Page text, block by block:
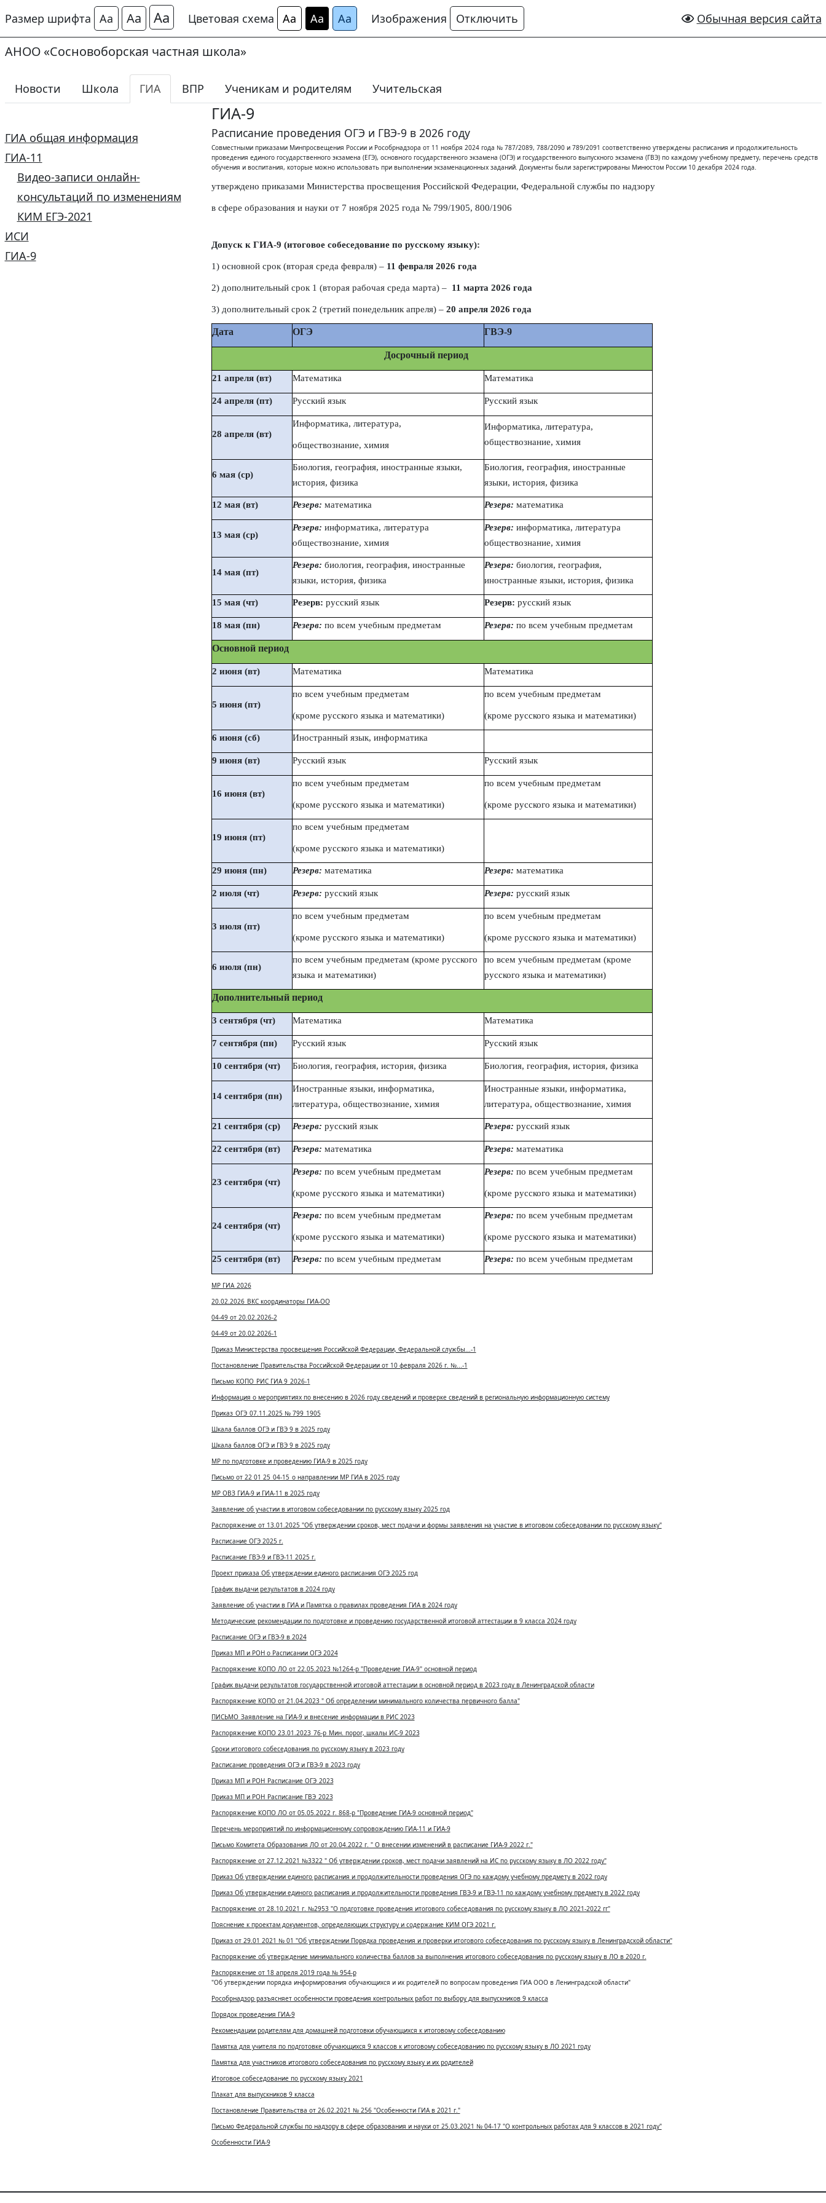
Размер шрифта Аа Аа Аа Цветовая схема Аа Аа Аа Изображения Отключить Обычная версия сайта
АНОО «Сосновоборская частная школа»
Новости Школа ГИА ВПР Ученикам и родителям Учительская
ГИА общая информация
ГИА-11
Видео-записи онлайн-
консультаций по изменениям
КИМ ЕГЭ-2021
ИСИ
ГИА-9
ГИА-9
Расписание проведения ОГЭ и ГВЭ-9 в 2026 году
Совместными приказами Минпросвещения России и Рособрнадзора от 11 ноября 2024 года № 787/2089, 788/2090 и 789/2091 соответственно утверждены расписания и продолжительность
проведения единого государственного экзамена (ЕГЭ), основного государственного экзамена (ОГЭ) и государственного выпускного экзамена (ГВЭ) по каждому учебному предмету, перечень средств
обучения и воспитания, которые можно использовать при выполнении экзаменационных заданий. Документы были зарегистрированы Минюстом России 10 декабря 2024 года.
утверждено приказами Министерства просвещения Российской Федерации, Федеральной службы по надзору
в сфере образования и науки от 7 ноября 2025 года № 799/1905, 800/1906
Допуск к ГИА-9 (итоговое собеседование по русскому языку):
1) основной срок (вторая среда февраля) – 11 февраля2026 года
2) дополнительный срок 1 (вторая рабочая среда марта) – 11 марта 2026 года
3) дополнительный срок 2 (третий понедельник апреля) – 20 апреля 2026 года
Дата ОГЭ ГВЭ-9
Досрочный период
21 апреля (вт) Математика Математика
24 апреля (пт) Русский язык Русский язык
28 апреля (вт)
Информатика, литература,
обществознание, химия
Информатика, литература,
обществознание, химия
6 мая (ср)
Биология, география, иностранные языки,
история, физика
Биология, география, иностранные
языки, история, физика
12 мая (вт) Резерв: математика Резерв: математика
13 мая (ср)
Резерв: информатика, литература
обществознание, химия
Резерв: информатика, литература
обществознание, химия
14 мая (пт)
Резерв: биология, география, иностранные
языки, история, физика
Резерв: биология, география,
иностранные языки, история, физика
15 мая (чт) Резерв: русский язык Резерв: русский язык
18 мая (пн) Резерв: по всем учебным предметам Резерв: по всем учебным предметам
Основной период
2 июня (вт) Математика Математика
5 июня (пт)
по всем учебным предметам
(кроме русского языка и математики)
по всем учебным предметам
(кроме русского языка и математики)
6 июня (сб) Иностранный язык, информатика
9 июня (вт) Русский язык Русский язык
16 июня (вт)
по всем учебным предметам
(кроме русского языка и математики)
по всем учебным предметам
(кроме русского языка и математики)
19 июня (пт)
по всем учебным предметам
(кроме русского языка и математики)
29 июня (пн) Резерв: математика Резерв: математика
2 июля (чт) Резерв: русский язык Резерв: русский язык
3 июля (пт)
по всем учебным предметам
(кроме русского языка и математики)
по всем учебным предметам
(кроме русского языка и математики)
6 июля (пн)
по всем учебным предметам (кроме русского
языка и математики)
по всем учебным предметам (кроме
русского языка и математики)
Дополнительный период
3 сентября (чт) Математика Математика
7 сентября (пн) Русский язык Русский язык
10 сентября (чт) Биология, география, история, физика Биология, география, история, физика
14 сентября (пн)
Иностранные языки, информатика,
литература, обществознание, химия
Иностранные языки, информатика,
литература, обществознание, химия
21 сентября (ср) Резерв: русский язык Резерв: русский язык
22 сентября (вт) Резерв: математика Резерв: математика
23 сентября (чт)
Резерв: по всем учебным предметам
(кроме русского языка и математики)
Резерв: по всем учебным предметам
(кроме русского языка и математики)
24 сентября (чт)
Резерв: по всем учебным предметам
(кроме русского языка и математики)
Резерв: по всем учебным предметам
(кроме русского языка и математики)
25 сентября (вт) Резерв: по всем учебным предметам Резерв: по всем учебным предметам
МР ГИА_2026
20.02.2026_ВКС координаторы ГИА-ОО
04-49 от 20.02.2026-2
04-49 от 20.02.2026-1
Приказ Министерства просвещения Российской Федерации, Федеральной службы...-1
Постановление Правительства Российской Федерации от 10 февраля 2026 г. №...-1
Письмо КОПО_РИС ГИА 9_2026-1
Информация о мероприятиях по внесению в 2026 году сведений и проверке сведений в региональную информационную систему
Приказ_ОГЭ_07.11.2025 № 799_1905
Шкала баллов ОГЭ и ГВЭ 9 в 2025 году
Шкала баллов ОГЭ и ГВЭ 9 в 2025 году
МР по подготовке и проведению ГИА-9 в 2025 году
Письмо от 22 01 25_04-15_о направлении МР ГИА в 2025 году
МР ОВЗ ГИА-9 и ГИА-11 в 2025 году
Заявление об участии в итоговом собеседовании по русскому языку 2025 год
Распоряжение от 13.01.2025 "Об утверждении сроков, мест подачи и формы заявления на участие в итоговом собеседовании по русскому языку"
Расписание ОГЭ 2025 г.
Расписание ГВЭ-9 и ГВЭ-11 2025 г.
Проект приказа Об утверждении единого расписания ОГЭ 2025 год
График выдачи результатов в 2024 году
Заявление об участии в ГИА и Памятка о правилах проведения ГИА в 2024 году
Методические рекомендации по подготовке и проведению государственной итоговой аттестации в 9 класса 2024 году
Расписание ОГЭ и ГВЭ-9 в 2024
Приказ МП и РОН о Расписании ОГЭ 2024
Распоряжение КОПО ЛО от 22.05.2023 №1264-р "Проведение ГИА-9" основной период
График выдачи результатов государственной итоговой аттестации в основной период в 2023 году в Ленинградской области
Распоряжение КОПО от 21.04.2023 " Об определении минимального количества первичного балла"
ПИСЬМО_Заявление на ГИА-9 и внесение информации в РИС 2023
Распоряжение КОПО 23.01.2023_76-р_Мин. порог, шкалы ИС-9 2023
Сроки итогового собеседования по русскому языку в 2023 году
Расписание проведения ОГЭ и ГВЭ-9 в 2023 году
Приказ МП и РОН_Расписание ОГЭ_2023
Приказ МП и РОН_Расписание ГВЭ_2023
Распоряжение КОПО ЛО от 05.05.2022 г. 868-р "Проведение ГИА-9 основной период"
Перечень мероприятий по информационному сопровождению ГИА-11 и ГИА-9
Письмо Комитета Образования ЛО от 20.04.2022 г. " О внесении изменений в расписание ГИА-9 2022 г."
Распоряжение от 27.12.2021 №3322 " Об утверждении сроков, мест подачи заявлений на ИС по русскому языку в ЛО 2022 году"
Приказ Об утверждении единого расписания и продолжительности проведения ОГЭ по каждому учебному предмету в 2022 году
Приказ Об утверждении единого расписания и продолжительности проведения ГВЭ-9 и ГВЭ-11 по каждому учебному предмету в 2022 году
Распоряжение от 28.10.2021 г. №2953 "О подготовке проведения итогового собеседования по русскому языку в ЛО 2021-2022 гг"
Пояснение к проектам документов, определяющих структуру и содержание КИМ ОГЭ 2021 г.
Приказ от 29.01 2021 № 01 "Об утверждении Порядка проведения и проверки итогового собеседования по русскому языку в Ленинградской области"
Распоряжение об утверждение минимального количества баллов за выполнения итогового собеседования по русскому языку в ЛО в 2020 г.
Распоряжение от 18 апреля 2019 года № 954-р
"Об утверждении порядка информирования обучающихся и их родителей по вопросам проведения ГИА ООО в Ленинградской области"
Рособрнадзор разъясняет особенности проведения контрольных работ по выбору для выпускников 9 класса
Порядок проведения ГИА-9
Рекомендации родителям для домашней подготовки обучающихся к итоговому собеседованию
Памятка для учителя по подготовке обучающихся 9 классов к итоговому собеседованию по русскому языку в ЛО 2021 году
Памятка для участников итогового собеседования по русскому языку и их родителей
Итоговое собеседование по русскому языку 2021
Плакат для выпускников 9 класса
Постановление Правительства от 26.02.2021 № 256 "Особенности ГИА в 2021 г."
Письмо Федеральной службы по надзору в сфере образования и науки от 25.03.2021 № 04-17 "О контрольных работах для 9 классов в 2021 году"
Особенности ГИА-9